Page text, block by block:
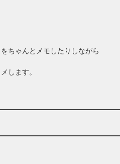
ちゃんとメモしたりしながら
します。